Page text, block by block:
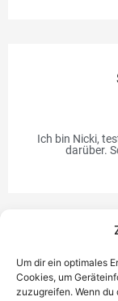
Um dir ein optimales
Cookies, um
zuzugreifen. Wenn
Ich bin Nicki,
darüber.